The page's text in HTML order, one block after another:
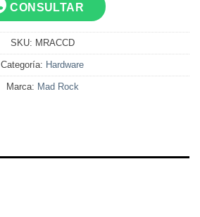
CONSULTAR
SKU: MRACCD
Categoría: Hardware
Marca: Mad Rock